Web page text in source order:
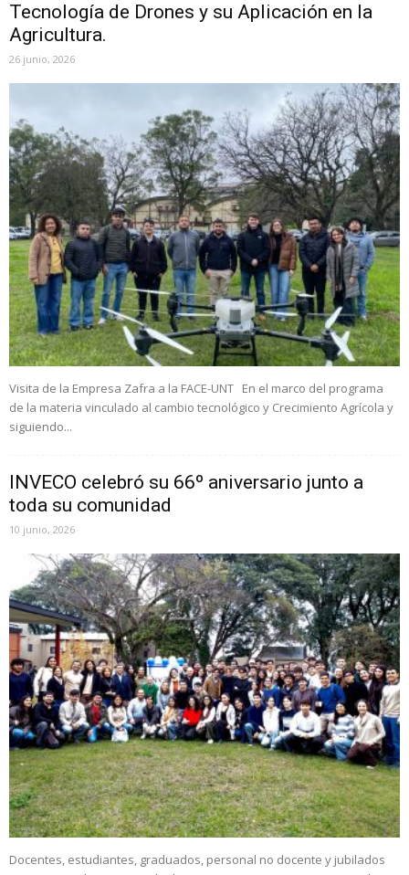
Tecnología de Drones y su Aplicación en la
Agricultura.
26 junio, 2026
Visita de la Empresa Zafra a la FACE-UNT En el marco del programa
de la materia vinculado al cambio tecnológico y Crecimiento Agrícola y
siguiendo...
INVECO celebró su 66º aniversario junto a
toda su comunidad
10 junio, 2026
Docentes, estudiantes, graduados, personal no docente y jubilados